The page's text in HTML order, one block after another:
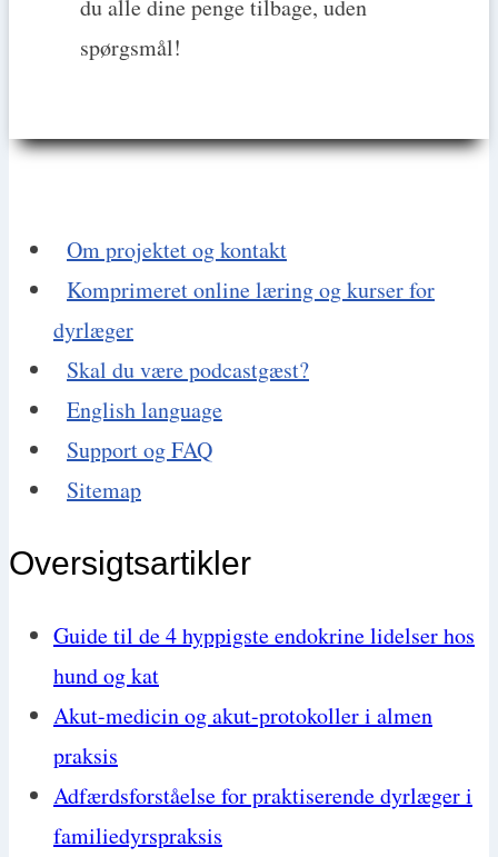
du alle dine penge tilbage, uden
spørgsmål!
Om projektet og kontakt
Komprimeret online læring og kurser for
dyrlæger
Skal du være podcastgæst?
English language
Support og FAQ
Sitemap
Oversigtsartikler
Guide til de 4 hyppigste endokrine lidelser hos
hund og kat
Akut-medicin og akut-protokoller i almen
praksis
Adfærdsforståelse for praktiserende dyrlæger i
familiedyrspraksis